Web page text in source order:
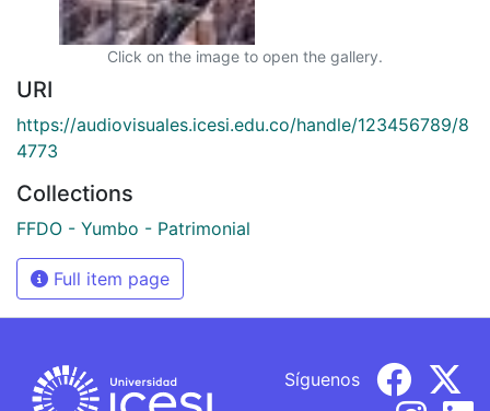
Click on the image to open the gallery.
URI
https://audiovisuales.icesi.edu.co/handle/123456789/8
4773
Collections
FFDO - Yumbo - Patrimonial
Full item page
Síguenos